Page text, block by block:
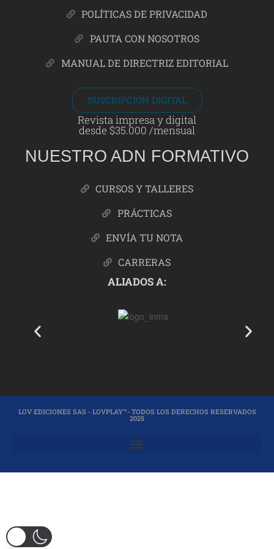
POLÍTICAS DE PRIVACIDAD
PAUTA CON NOSOTROS
MANUAL DE DIRECTRIZ EDITORIAL
SUSCRIPCIÓN DIGITAL
Revista impresa y digital
desde $35.000 /mensual
NUESTRO ADN FORMATIVO
CURSOS Y TALLERES
PRÁCTICAS
ENVÍA TU NOTA
CARRERAS
ALIADOS A:
LOV EDICIONES SAS - LOVPLAY™- TODOS LOS DERECHOS RESERVADOS
2025